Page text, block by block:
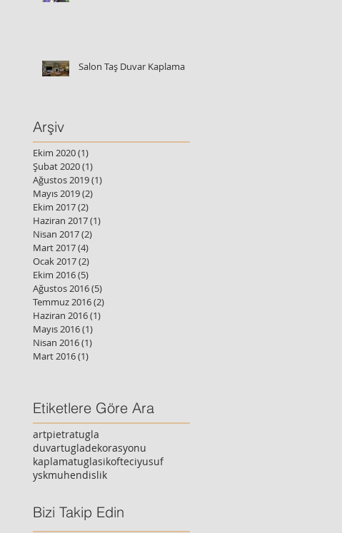
Salon Taş Duvar Kaplama
Arşiv
Ekim 2020(1)
Şubat 2020(1)
Ağustos 2019(1)
Mayıs 2019(2)
Ekim 2017(2)
Haziran 2017(1)
Nisan 2017(2)
Mart 2017(4)
Ocak 2017(2)
Ekim 2016(5)
Ağustos 2016(5)
Temmuz 2016(2)
Haziran 2016(1)
Mayıs 2016(1)
Nisan 2016(1)
Mart 2016(1)
Etiketlere Göre Ara
artpietratugla
duvartugladekorasyonu
kaplamatuglasikofteciyusuf
yskmuhendislik
Bizi Takip Edin